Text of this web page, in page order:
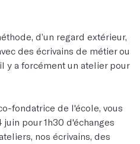
d’un regard extérieur,
des écrivains de métier ou
y a forcément un atelier pour
fondatrice de l'école, vous
pour 1h30 d'échanges
nos écrivains, des